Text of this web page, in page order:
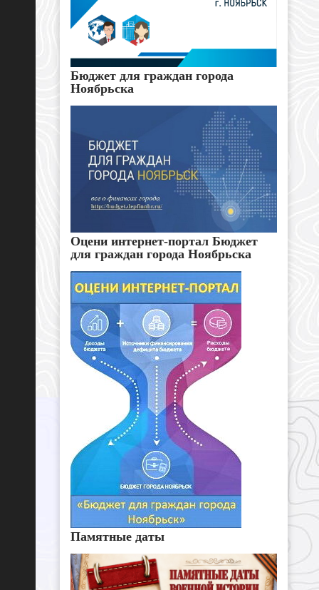
Бюджет для граждан города
Ноябрьска
Оцени интернет-портал Бюджет
для граждан города Ноябрьска
Памятные даты